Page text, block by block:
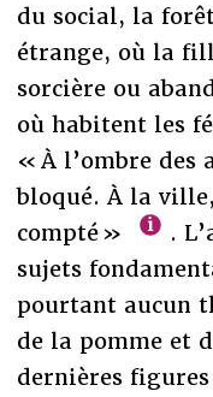
du social, la
étrange, où la
sorcière ou
où habitent les
« À l’ombre des
bloqué. À la
compté »
.
sujets
pourtant aucun
de la pomme et
dernières